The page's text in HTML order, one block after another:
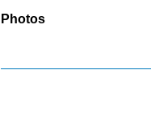
Photos